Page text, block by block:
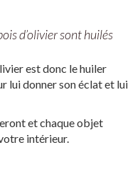
d’olivier sont huilés
est donc le huiler
lui donner son éclat et lui
et chaque objet
intérieur.